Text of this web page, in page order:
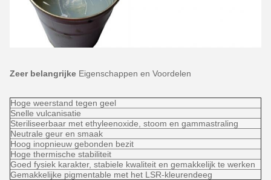
Zeer belangrijke Eigenschappen en Voordelen
Hoge weerstand tegen geel
Snelle vulcanisatie
Steriliseerbaar met ethyleenoxide, stoom en gammastraling
Neutrale geur en smaak
Hoog inopnieuw gebonden bezit
Hoge thermische stabiliteit
Goed fysiek karakter, stabiele kwaliteit en gemakkelijk te werken
Gemakkelijke pigmentable met het LSR-kleurendeeg